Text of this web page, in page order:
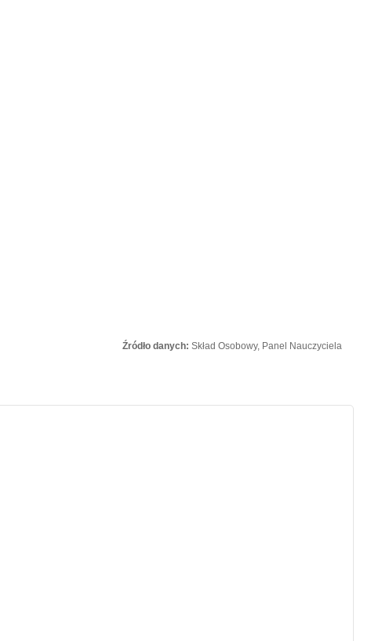
Źródło danych: Skład Osobowy, Panel Nauczyciela